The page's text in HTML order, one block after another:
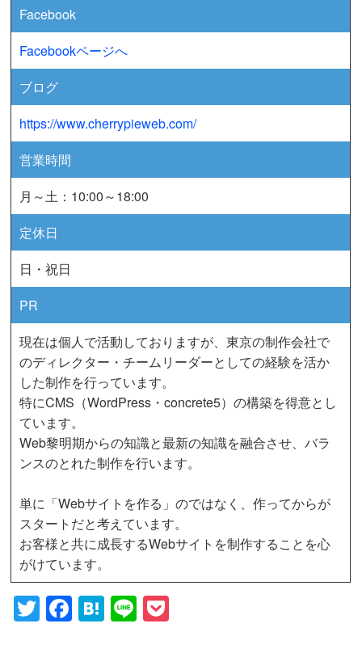
Facebook
Facebookページへ
ブログ
https://www.cherrypieweb.com/
営業時間
月～土：10:00～18:00
定休日
日・祝日
PR
現在は個人で活動しておりますが、東京の制作会社で
のディレクター・チームリーダーとしての経験を活か
した制作を行っています。
特にCMS（WordPress・concrete5）の構築を得意とし
ています。
Web黎明期からの知識と最新の知識を融合させ、バラ
ンスのとれた制作を行います。
単に「Webサイトを作る」のではなく、作ってからが
スタートだと考えています。
お客様と共に成長するWebサイトを制作することを心
がけています。
Twitter
Facebook
Hatena
Line